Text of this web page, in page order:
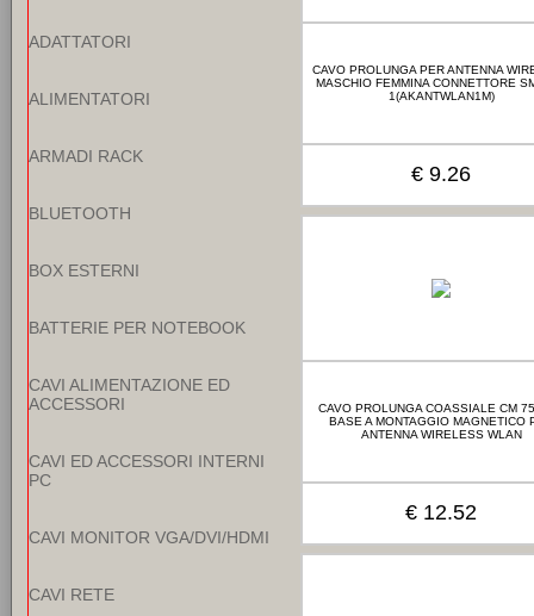
ADATTATORI
ALIMENTATORI
ARMADI RACK
BLUETOOTH
BOX ESTERNI
BATTERIE PER NOTEBOOK
CAVI ALIMENTAZIONE ED
ACCESSORI
CAVI ED ACCESSORI INTERNI
PC
CAVI MONITOR VGA/DVI/HDMI
CAVI RETE
CAVO PROLUNGA PER ANTENNA
MASCHIO FEMMINA CONNETTORE
1(AKANTWLAN1M)
€ 9.26
CAVO PROLUNGA COASSIALE CM
BASE A MONTAGGIO MAGNETICO
ANTENNA WIRELESS WLAN
€ 12.52